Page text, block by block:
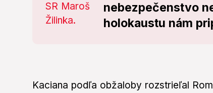
nebezpečenstvo
holokaustu nám
Kaciana podľa obžaloby rozstrieľal